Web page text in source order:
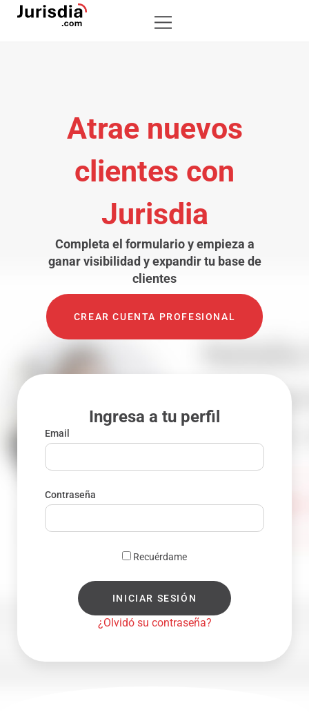
Atrae nuevos
clientes con
Jurisdia
Completa el formulario y empieza a
ganar visibilidad y expandir tu base de
clientes
CREAR CUENTA PROFESIONAL
Ingresa a tu perfil
Email
Contraseña
Recuérdame
INICIAR SESIÓN
¿Olvidó su contraseña?